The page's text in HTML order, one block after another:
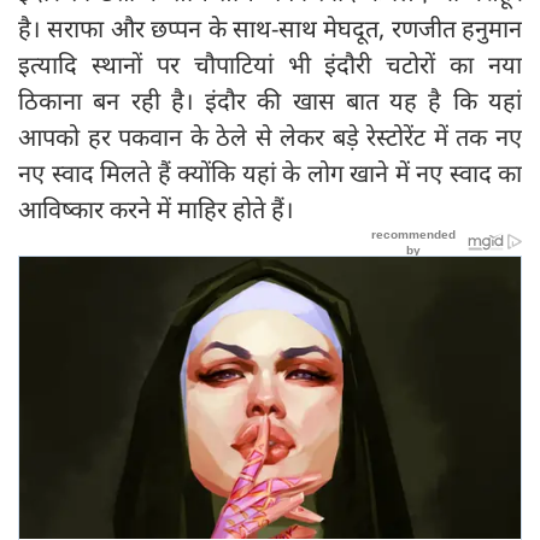
है। सराफा और छप्पन के साथ-साथ मेघदूत, रणजीत हनुमान
इत्यादि स्थानों पर चौपाटियां भी इंदौरी चटोरों का नया
ठिकाना बन रही है। इंदौर की खास बात यह है कि यहां
आपको हर पकवान के ठेले से लेकर बड़े रेस्टोरेंट में तक नए
नए स्वाद मिलते हैं क्योंकि यहां के लोग खाने में नए स्वाद का
आविष्कार करने में माहिर होते हैं।